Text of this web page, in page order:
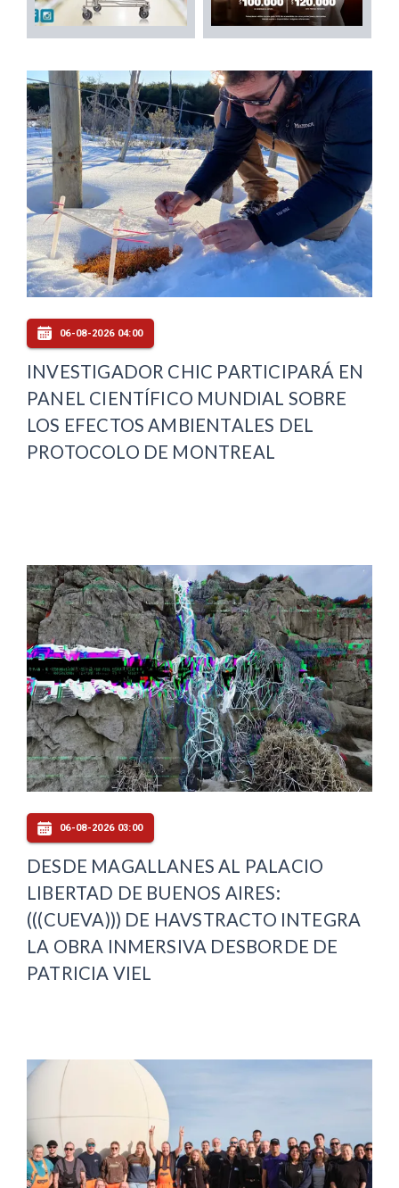
06-08-2026 04:00
INVESTIGADOR CHIC PARTICIPARÁ EN
PANEL CIENTÍFICO MUNDIAL SOBRE
LOS EFECTOS AMBIENTALES DEL
PROTOCOLO DE MONTREAL
06-08-2026 03:00
DESDE MAGALLANES AL PALACIO
LIBERTAD DE BUENOS AIRES:
(((CUEVA))) DE HAVSTRACTO INTEGRA
LA OBRA INMERSIVA DESBORDE DE
PATRICIA VIEL